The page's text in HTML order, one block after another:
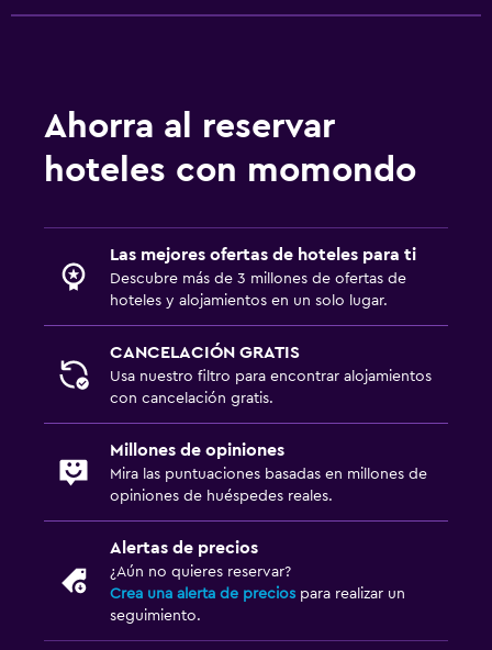
Ahorra al reservar
hoteles con momondo
Las mejores ofertas de hoteles para ti
Descubre más de 3 millones de ofertas de
hoteles y alojamientos en un solo lugar.
CANCELACIÓN GRATIS
Usa nuestro filtro para encontrar alojamientos
con cancelación gratis.
Millones de opiniones
Mira las puntuaciones basadas en millones de
opiniones de huéspedes reales.
Alertas de precios
¿Aún no quieres reservar?
Crea una alerta de precios para realizar un
seguimiento.